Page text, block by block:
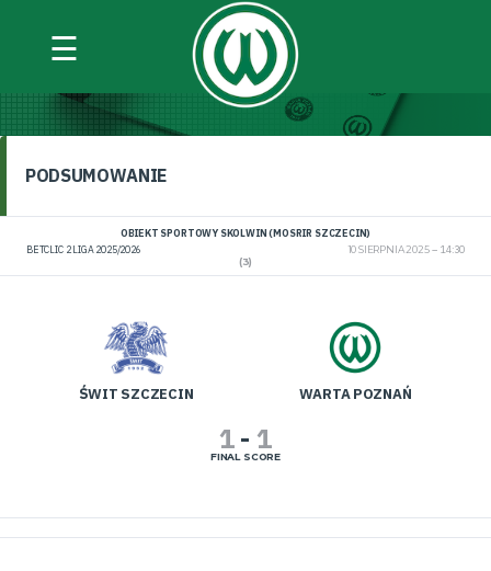
☰
ŚWIT SZCZECIN VS WARTA POZNAŃ
PODSUMOWANIE
BETCLIC 2 LIGA 2025/2026
OBIEKT SPORTOWY SKOLWIN (MOSRIR SZCZECIN)
10 SIERPNIA 2025
14:30
(3)
ŚWIT SZCZECIN WARTA POZNAŃ
1- 1
FINAL SCORE